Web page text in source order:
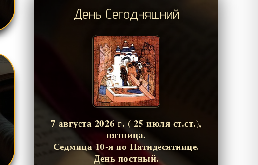
День Сегодняшний
7 августа 2026 г. ( 25 июля ст.ст.),
пятница.
Седмица 10-я по Пятидесятнице.
День постный.